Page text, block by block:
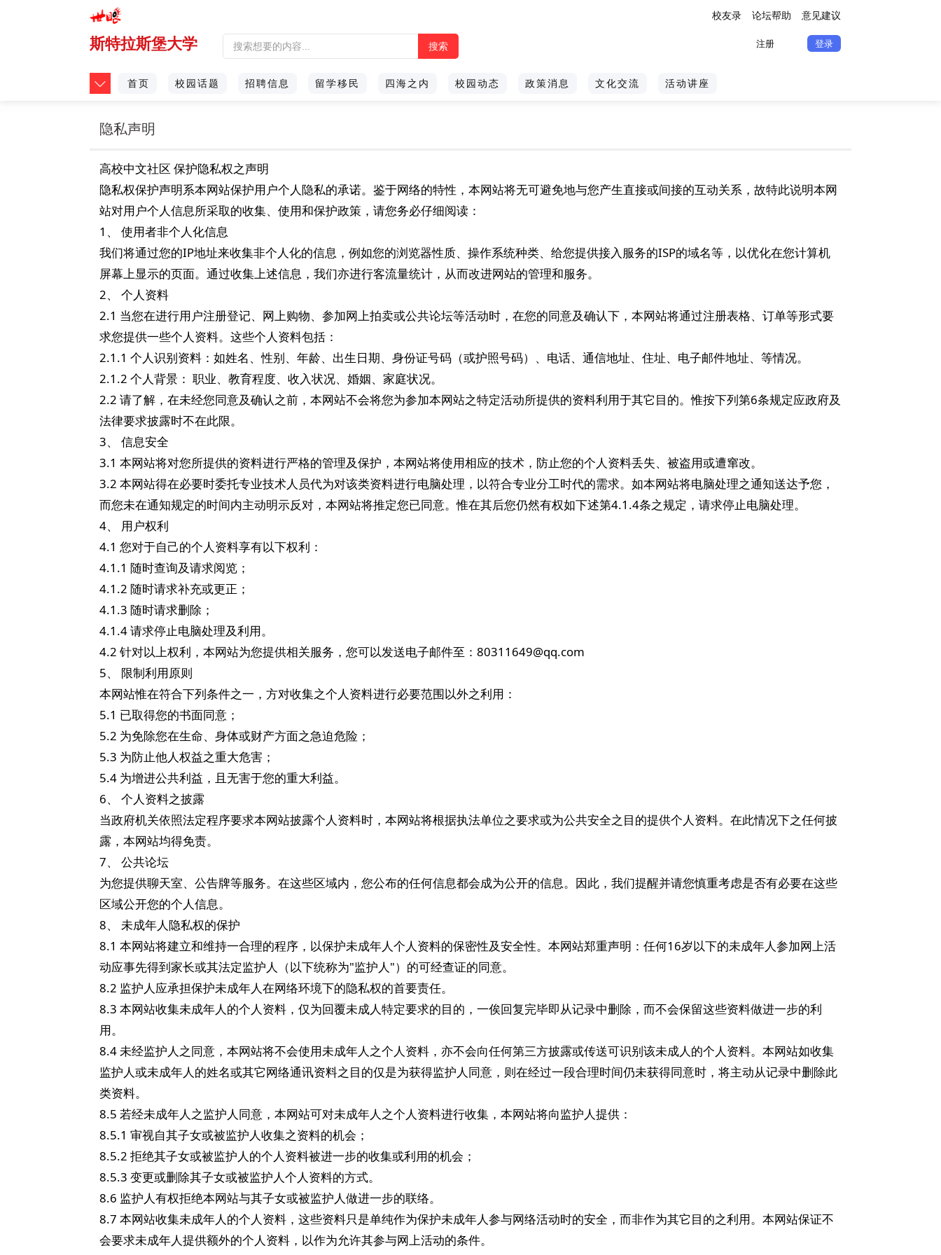
校友录 论坛帮助 意见建议
斯特拉斯堡大学 注册 登录
首页 校园话题 招聘信息 留学移民 四海之内 校园动态 政策消息 文化交流 活动讲座
隐私声明
高校中文社区 保护隐私权之声明
隐私权保护声明系本网站保护用户个人隐私的承诺。鉴于网络的特性，本网站将无可避免地与您产生直接或间接的互动关系，故特此说明本网
站对用户个人信息所采取的收集、使用和保护政策，请您务必仔细阅读：
1、 使用者非个人化信息
我们将通过您的IP地址来收集非个人化的信息，例如您的浏览器性质、操作系统种类、给您提供接入服务的ISP的域名等，以优化在您计算机
屏幕上显示的页面。通过收集上述信息，我们亦进行客流量统计，从而改进网站的管理和服务。
2、 个人资料
2.1 当您在进行用户注册登记、网上购物、参加网上拍卖或公共论坛等活动时，在您的同意及确认下，本网站将通过注册表格、订单等形式要
求您提供一些个人资料。这些个人资料包括：
2.1.1 个人识别资料：如姓名、性别、年龄、出生日期、身份证号码（或护照号码）、电话、通信地址、住址、电子邮件地址、等情况。
2.1.2 个人背景： 职业、教育程度、收入状况、婚姻、家庭状况。
2.2 请了解，在未经您同意及确认之前，本网站不会将您为参加本网站之特定活动所提供的资料利用于其它目的。惟按下列第6条规定应政府及
法律要求披露时不在此限。
3、 信息安全
3.1 本网站将对您所提供的资料进行严格的管理及保护，本网站将使用相应的技术，防止您的个人资料丢失、被盗用或遭窜改。
3.2 本网站得在必要时委托专业技术人员代为对该类资料进行电脑处理，以符合专业分工时代的需求。如本网站将电脑处理之通知送达予您，
而您未在通知规定的时间内主动明示反对，本网站将推定您已同意。惟在其后您仍然有权如下述第4.1.4条之规定，请求停止电脑处理。
4、 用户权利
4.1 您对于自己的个人资料享有以下权利：
4.1.1 随时查询及请求阅览；
4.1.2 随时请求补充或更正；
4.1.3 随时请求删除；
4.1.4 请求停止电脑处理及利用。
4.2 针对以上权利，本网站为您提供相关服务，您可以发送电子邮件至：80311649@qq.com
5、 限制利用原则
本网站惟在符合下列条件之一，方对收集之个人资料进行必要范围以外之利用：
5.1 已取得您的书面同意；
5.2 为免除您在生命、身体或财产方面之急迫危险；
5.3 为防止他人权益之重大危害；
5.4 为增进公共利益，且无害于您的重大利益。
6、 个人资料之披露
当政府机关依照法定程序要求本网站披露个人资料时，本网站将根据执法单位之要求或为公共安全之目的提供个人资料。在此情况下之任何披
露，本网站均得免责。
7、 公共论坛
为您提供聊天室、公告牌等服务。在这些区域内，您公布的任何信息都会成为公开的信息。因此，我们提醒并请您慎重考虑是否有必要在这些
区域公开您的个人信息。
8、 未成年人隐私权的保护
8.1 本网站将建立和维持一合理的程序，以保护未成年人个人资料的保密性及安全性。本网站郑重声明：任何16岁以下的未成年人参加网上活
动应事先得到家长或其法定监护人（以下统称为"监护人"）的可经查证的同意。
8.2 监护人应承担保护未成年人在网络环境下的隐私权的首要责任。
8.3 本网站收集未成年人的个人资料，仅为回覆未成人特定要求的目的，一俟回复完毕即从记录中删除，而不会保留这些资料做进一步的利
用。
8.4 未经监护人之同意，本网站将不会使用未成年人之个人资料，亦不会向任何第三方披露或传送可识别该未成人的个人资料。本网站如收集
监护人或未成年人的姓名或其它网络通讯资料之目的仅是为获得监护人同意，则在经过一段合理时间仍未获得同意时，将主动从记录中删除此
类资料。
8.5 若经未成年人之监护人同意，本网站可对未成年人之个人资料进行收集，本网站将向监护人提供：
8.5.1 审视自其子女或被监护人收集之资料的机会；
8.5.2 拒绝其子女或被监护人的个人资料被进一步的收集或利用的机会；
8.5.3 变更或删除其子女或被监护人个人资料的方式。
8.6 监护人有权拒绝本网站与其子女或被监护人做进一步的联络。
8.7 本网站收集未成年人的个人资料，这些资料只是单纯作为保护未成年人参与网络活动时的安全，而非作为其它目的之利用。本网站保证不
会要求未成年人提供额外的个人资料，以作为允许其参与网上活动的条件。